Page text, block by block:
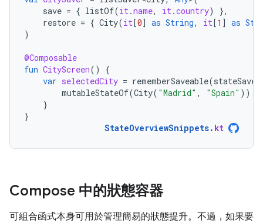
save = { listOf(it .name, it .country)
},
restore = { City(it[0] as String, it[1 ] as
)
@Composable
fun CityScreen()
{
var selectedCity = rememberSaveable(stateSaver
mutableStateOf(City( "Madrid" , "Spain" ))
}
}
StateOverviewSnippets. kt
Compose 中的狀態容器
可組合函式本身可用於管理簡易的狀態提升。不過，如果要